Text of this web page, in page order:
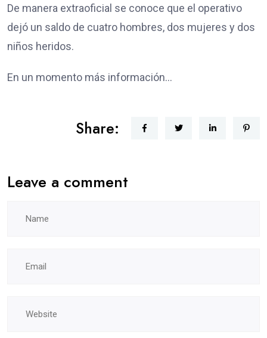
De manera extraoficial se conoce que el operativo
dejó un saldo de cuatro hombres, dos mujeres y dos
niños heridos.
En un momento más información…
Share:
Leave a comment